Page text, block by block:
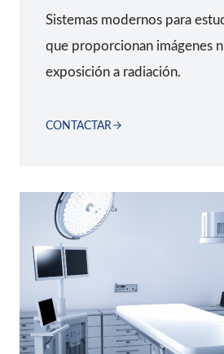
Sistemas modernos para
que proporcionan imágenes
exposición a radiación.
CONTACTAR